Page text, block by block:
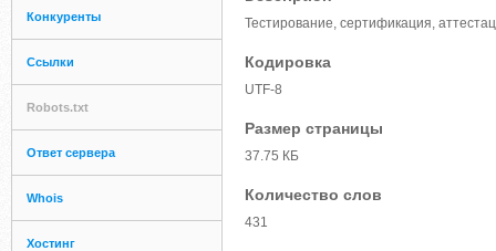
Конкуренты
Ссылки
Robots.txt
Ответ сервера
Whois
Хостинг
Тестирование, сертификация,
Кодировка
UTF-8
Размер страницы
37.75 КБ
Количество слов
431